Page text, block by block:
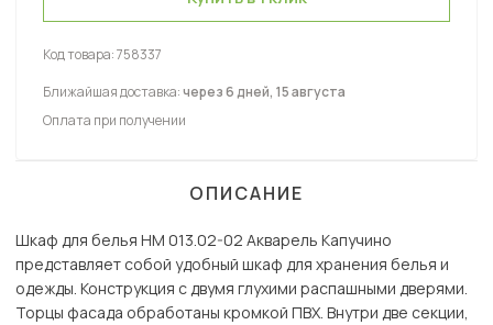
Код товара:758337
Ближайшая доставка:через 6 дней, 15 августа
Оплата при получении
ОПИСАНИЕ
Шкаф для белья НМ 013.02-02 Акварель Капучино
представляет собой удобный шкаф для хранения белья и
одежды. Конструкция с двумя глухими распашными дверями.
Торцы фасада обработаны кромкой ПВХ. Внутри две секции,